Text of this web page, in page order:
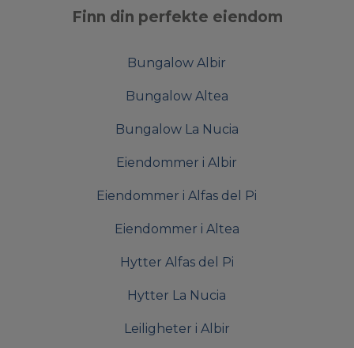
Finn din perfekte eiendom
Bungalow Albir
Bungalow Altea
Bungalow La Nucia
Eiendommer i Albir
Eiendommer i Alfas del Pi
Eiendommer i Altea
Hytter Alfas del Pi
Hytter La Nucia
Leiligheter i Albir